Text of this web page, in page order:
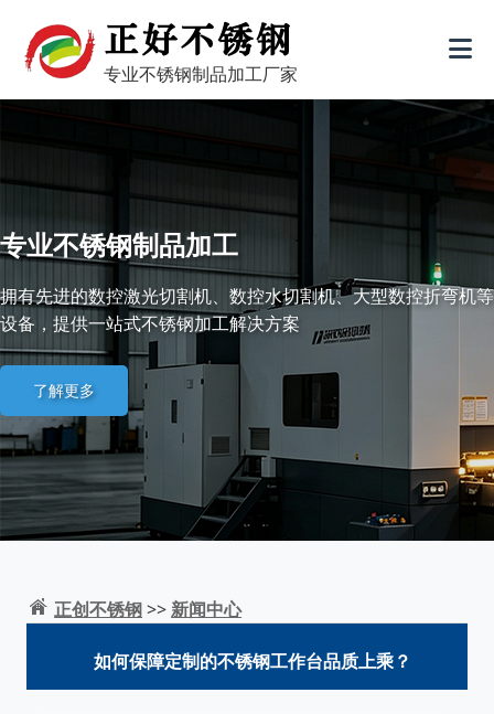
专业不锈钢制品加工厂家
专业不锈钢制品加工
拥有先进的数控激光切割机、数控水切割机、大型数控折弯机等
设备，提供一站式不锈钢加工解决方案
了解更多
正创不锈钢>>新闻中心
如何保障定制的不锈钢工作台品质上乘？